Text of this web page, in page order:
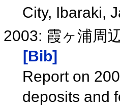
City, Ibaraki,
2003: 霞ヶ浦周
[Bib]
Report on
deposits and